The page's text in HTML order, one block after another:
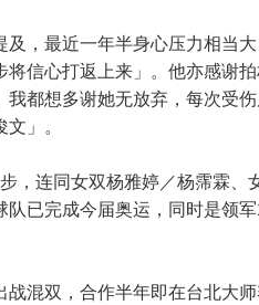
及，最近一年半身心压力相当
将信心打返上来」。他亦感谢
我都想多谢她无放弃，每次受
」。
，连同女双杨雅婷／杨霈霖、
队已完成今届奥运，同时是领
战混双，合作半年即在台北大